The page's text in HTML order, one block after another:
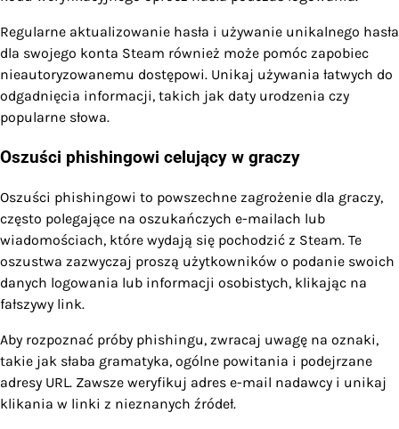
Regularne aktualizowanie hasła i używanie unikalnego hasła
dla swojego konta Steam również może pomóc zapobiec
nieautoryzowanemu dostępowi. Unikaj używania łatwych do
odgadnięcia informacji, takich jak daty urodzenia czy
popularne słowa.
Oszuści phishingowi celujący w graczy
Oszuści phishingowi to powszechne zagrożenie dla graczy,
często polegające na oszukańczych e-mailach lub
wiadomościach, które wydają się pochodzić z Steam. Te
oszustwa zazwyczaj proszą użytkowników o podanie swoich
danych logowania lub informacji osobistych, klikając na
fałszywy link.
Aby rozpoznać próby phishingu, zwracaj uwagę na oznaki,
takie jak słaba gramatyka, ogólne powitania i podejrzane
adresy URL. Zawsze weryfikuj adres e-mail nadawcy i unikaj
klikania w linki z nieznanych źródeł.